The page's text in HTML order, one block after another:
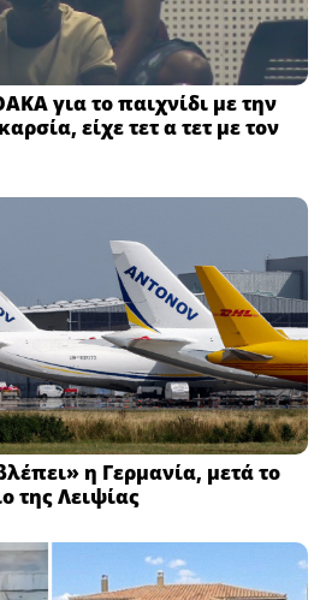
για το παιχνίδι με την
είχε τετ α τετ με τον
η Γερμανία, μετά το
της Λειψίας